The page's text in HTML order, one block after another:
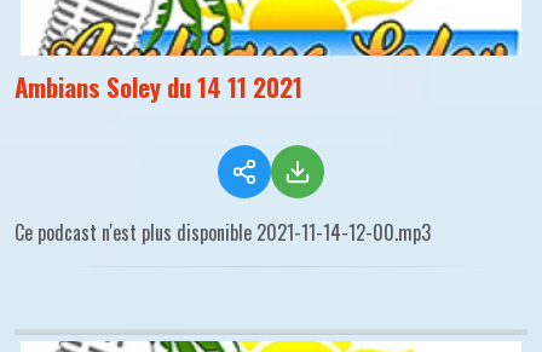
Ambians Soley du 14 11 2021
Ce podcast n'est plus disponible 2021-11-14-12-00.mp3